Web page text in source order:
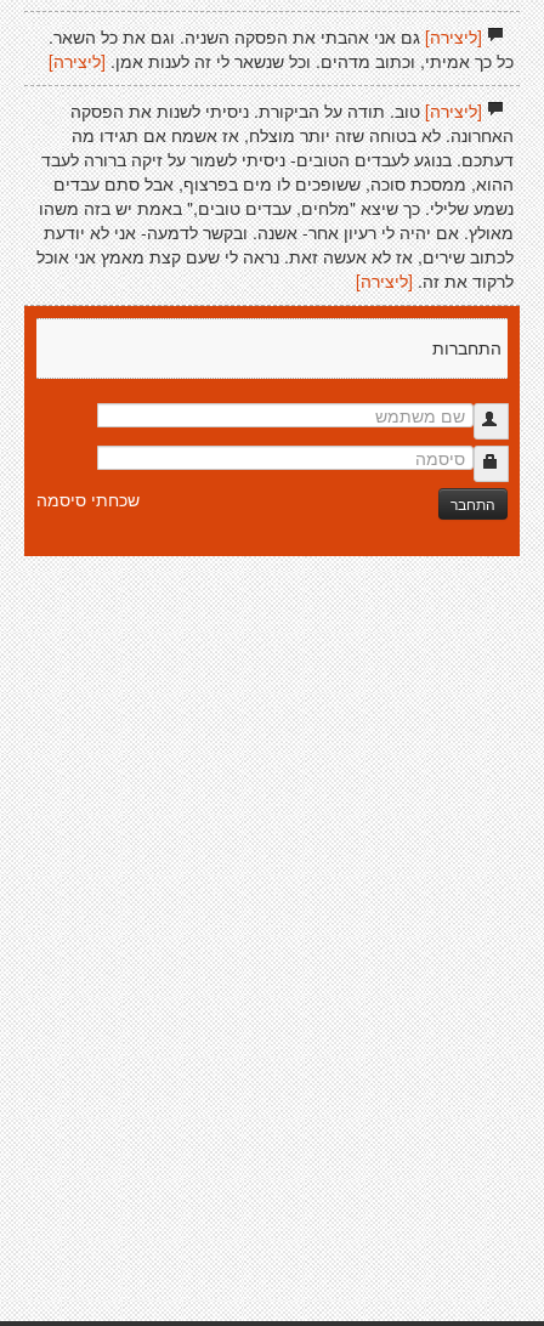
[ליצירה]גם אני אהבתי את הפסקה השניה. וגם את כל השאר.
כל כך אמיתי, וכתוב מדהים. וכל שנשאר לי זה לענות אמן. [ליצירה]
[ליצירה]טוב. תודה על הביקורת. ניסיתי לשנות את הפסקה
האחרונה. לא בטוחה שזה יותר מוצלח, אז אשמח אם תגידו מה
דעתכם. בנוגע לעבדים הטובים- ניסיתי לשמור על זיקה ברורה לעבד
ההוא, ממסכת סוכה, ששופכים לו מים בפרצוף, אבל סתם עבדים
נשמע שלילי. כך שיצא "מלחים, עבדים טובים," באמת יש בזה משהו
מאולץ. אם יהיה לי רעיון אחר- אשנה. ובקשר לדמעה- אני לא יודעת
לכתוב שירים, אז לא אעשה זאת. נראה לי שעם קצת מאמץ אני אוכל
לרקוד את זה. [ליצירה]
התחברות
התחבר שכחתי סיסמה